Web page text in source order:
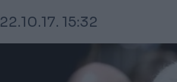
22.10.17. 15:32